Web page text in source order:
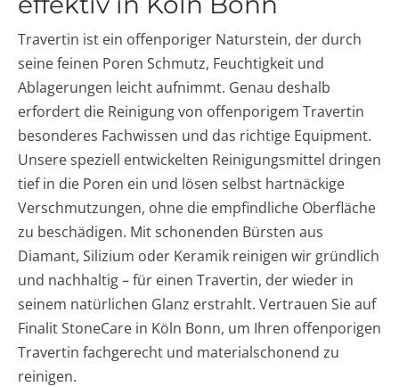
Travertin ist ein offenporiger Naturstein, der durch
seine feinen Poren Schmutz, Feuchtigkeit und
Ablagerungen leicht aufnimmt. Genau deshalb
erfordert die Reinigung von offenporigem Travertin
besonderes Fachwissen und das richtige Equipment.
Unsere speziell entwickelten Reinigungsmittel dringen
tief in die Poren ein und lösen selbst hartnäckige
Verschmutzungen, ohne die empfindliche Oberfläche
zu beschädigen. Mit schonenden Bürsten aus
Diamant, Silizium oder Keramik reinigen wir gründlich
und nachhaltig – für einen Travertin, der wieder in
seinem natürlichen Glanz erstrahlt. Vertrauen Sie auf
Finalit StoneCare in Köln Bonn, um Ihren offenporigen
Travertin fachgerecht und materialschonend zu
reinigen.